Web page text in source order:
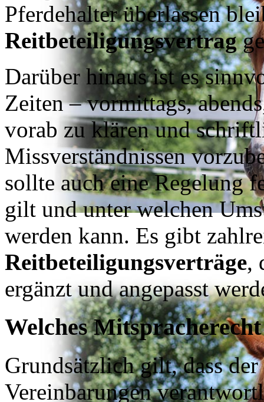
Pferdehalter überlassen
Reitbeteiligungsvertrag
Darüber hinaus ist es
Zeiten – vormittags,
vorab zu klären und
Missverständnissen
sollte auch eine Regelung
gilt und unter welchen
werden kann. Es gibt
Reitbeteiligungsverträge,
ergänzt und angepasst
Welches
Grundsätzlich gilt, dass
Vereinbarungen